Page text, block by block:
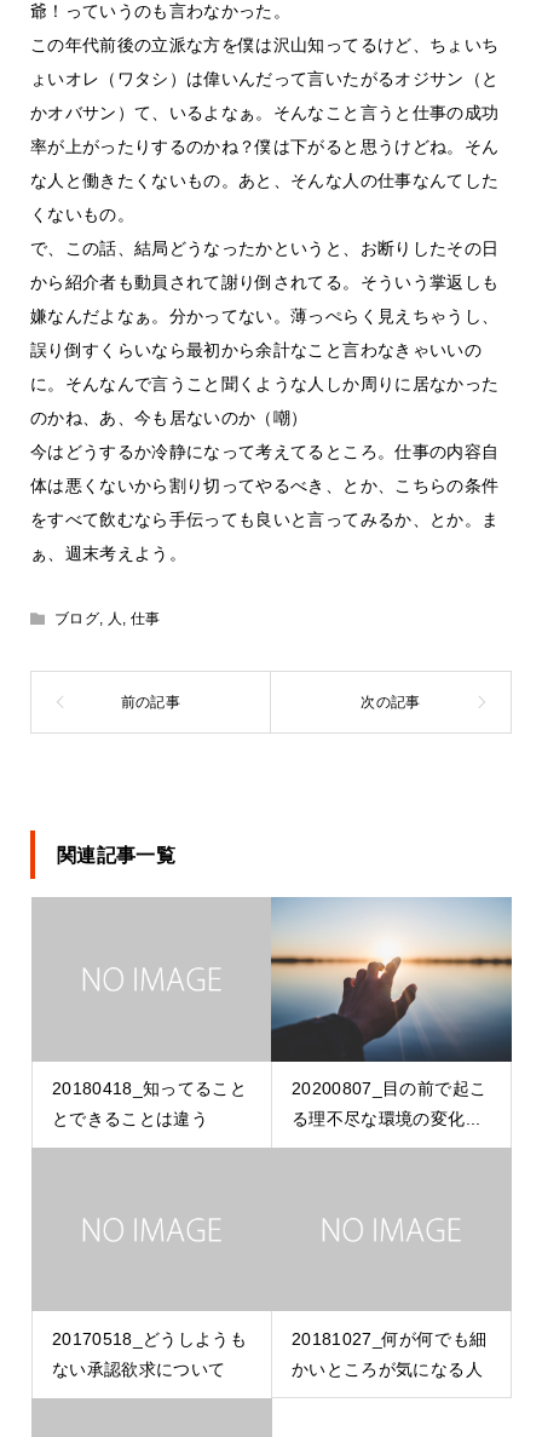
爺！っていうのも言わなかった。
この年代前後の立派な方を僕は沢山知ってるけど、ちょいち
ょいオレ（ワタシ）は偉いんだって言いたがるオジサン（と
かオバサン）て、いるよなぁ。そんなこと言うと仕事の成功
率が上がったりするのかね？僕は下がると思うけどね。そん
な人と働きたくないもの。あと、そんな人の仕事なんてした
くないもの。
で、この話、結局どうなったかというと、お断りしたその日
から紹介者も動員されて謝り倒されてる。そういう掌返しも
嫌なんだよなぁ。分かってない。薄っぺらく見えちゃうし、
誤り倒すくらいなら最初から余計なこと言わなきゃいいの
に。そんなんで言うこと聞くような人しか周りに居なかった
のかね、あ、今も居ないのか（嘲）
今はどうするか冷静になって考えてるところ。仕事の内容自
体は悪くないから割り切ってやるべき、とか、こちらの条件
をすべて飲むなら手伝っても良いと言ってみるか、とか。ま
ぁ、週末考えよう。
ブログ, 人 , 仕事
関連記事一覧
20180418_知ってること
とできることは違う
20200807_目の前で起こ
る理不尽な環境の変化...
20170518_どうしようも
ない承認欲求について
20181027_何が何でも細
かいところが気になる人